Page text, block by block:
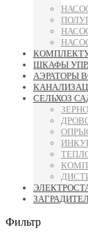
ШКАФЫ
АЭРАТОРЫ
СЕЛЬХОЗ
Фильтр